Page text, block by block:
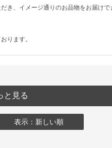
き、イメージ通りのお品物をお届け
ります。
と見る
表示：新しい順